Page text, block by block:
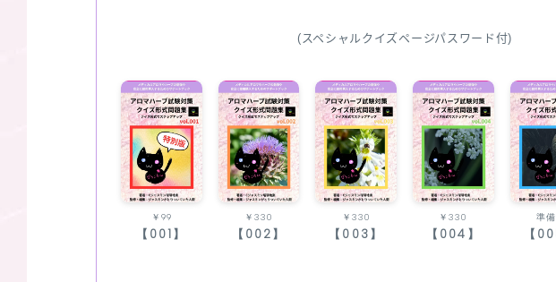
(スペシャルクイズページパスワード付)
￥99
【001】
￥330
【002】
￥330
【003】
￥330
【004】
準
【